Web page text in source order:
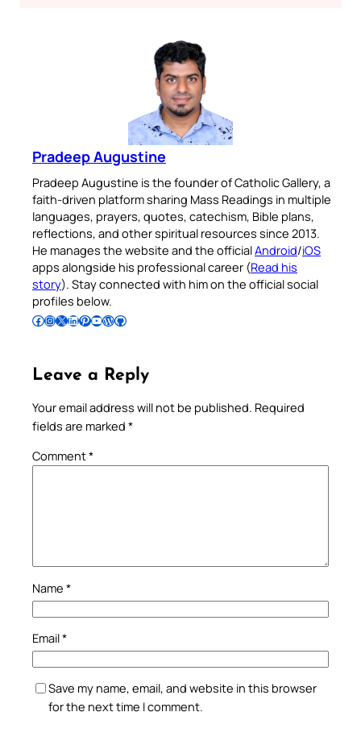
Pradeep Augustine
Pradeep Augustine is the founder of Catholic Gallery, a
faith-driven platform sharing Mass Readings in multiple
languages, prayers, quotes, catechism, Bible plans,
reflections, and other spiritual resources since 2013.
He manages the website and the officialAndroid/iOS
apps alongside his professional career (Read his
story). Stay connected with him on the official social
profiles below.
Follow Pradeep on Facebook Follow Pradeep on InstagramFollow Pradeep on X Follow Pradeep on LinkedIn Follow Pradeep on Pinterest Subscribe to Pradeep’s Youtube Channel Follow Pradeep on WordPress Follow Pradeep on GitHub
Leave a Reply
Your email address will not be published. Required
fields are marked *
Comment*
Name *
Email*
Save my name, email, and website in this browser
for the next time I comment.